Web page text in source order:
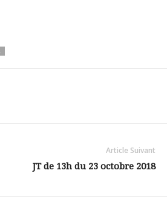
Article Suivant
JT de 13h du 23 octobre 2018